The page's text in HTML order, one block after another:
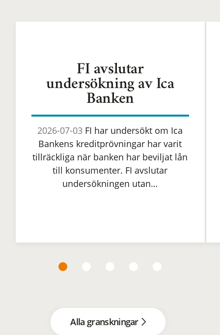
FI avslutar
undersökning av Ica
Banken
2026-07-03 FI har undersökt om Ica
Bankens kreditprövningar har varit
tillräckliga när banken har beviljat lån
till konsumenter. FI avslutar
undersökningen utan…
Alla granskningar